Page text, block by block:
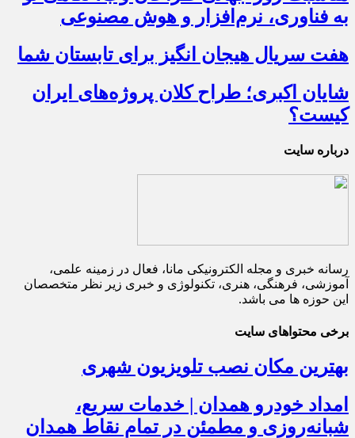
به فناوری، نرم‌افزار و هوش مصنوعی
هفت سریال هیجان انگیز برای تابستان شما
شایان اکبری؛ طراح کلان پروژه‌های ایران
کیست؟
درباره سایت
رسانه خبری و مجله الکترونیکی مانا، فعال در زمینه علمی،
آموزشی، فرهنگی، هنری، تکنولوژی و خبری زیر نظر متخصصان
این حوزه ها می باشد.
برخی محتواهای سایت
بهترین مکان نصب تلویزیون شهری
امداد خودرو همدان | خدمات سریع،
شبانه‌روزی و مطمئن در تمام نقاط همدان